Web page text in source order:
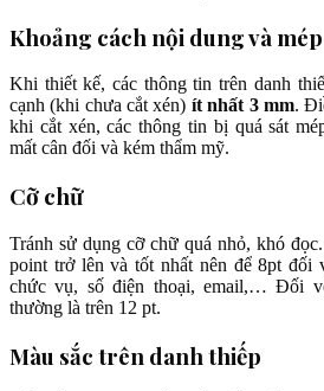
Khoảng cách nội dung và
Khi thiết kế, các thông tin trên danh
cạnh (khi chưa cắt xén) ít nhất 3 mm.
khi cắt xén, các thông tin bị quá sát
mất cân đối và kém thẩm mỹ.
Cỡ chữ
Tránh sử dụng cỡ chữ quá nhỏ, khó
point trở lên và tốt nhất nên để 8pt đối
chức vụ, số điện thoại, email,… Đối
thường là trên 12 pt.
Màu sắc trên danh thiếp